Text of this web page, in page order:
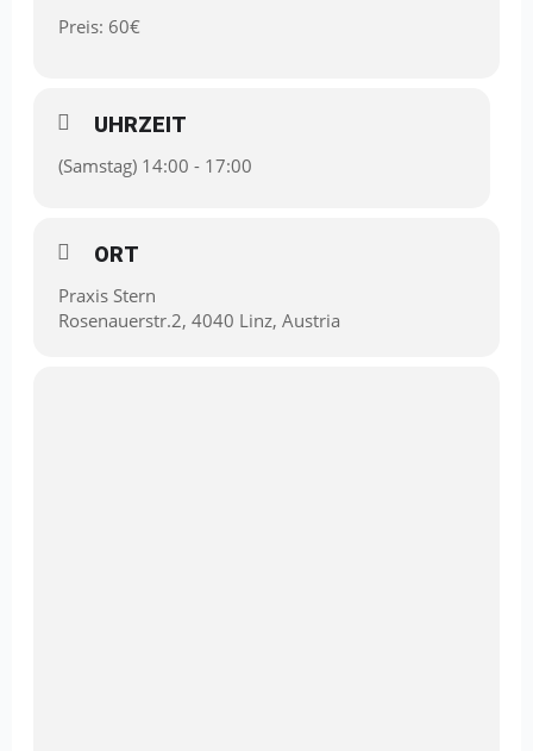
Preis: 60€
UHRZEIT
(Samstag) 14:00 - 17:00
ORT
Praxis Stern
Rosenauerstr.2, 4040 Linz, Austria